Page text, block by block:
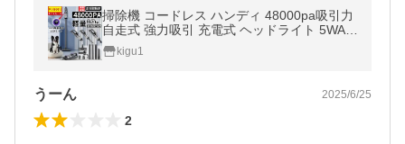
掃除機 コードレス ハンディ 48000pa吸引力
自走式 強力吸引 充電式 ヘッドライト 5WAY
スティック 軽量ハンディ掃除機 USB-TypeC
充電式 省エネ 車両用 2025最新
kigu1
うーん 2025/6/25
2